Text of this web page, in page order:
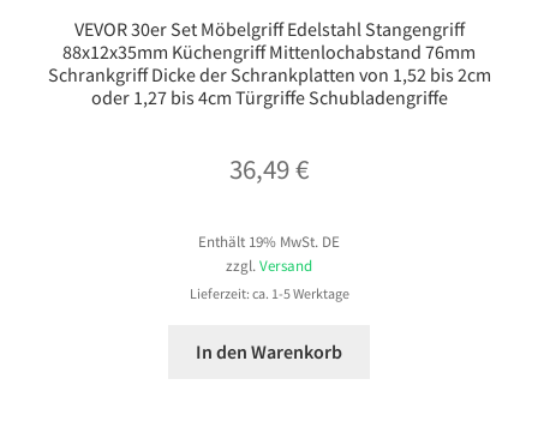
VEVOR 30er Set Möbelgriff Edelstahl Stangengriff
88x12x35mm Küchengriff Mittenlochabstand 76mm
Schrankgriff Dicke der Schrankplatten von 1,52 bis 2cm
oder 1,27 bis 4cm Türgriffe Schubladengriffe
36,49€
Enthält 19% MwSt. DE
zzgl.Versand
Lieferzeit: ca. 1-5 Werktage
In den Warenkorb